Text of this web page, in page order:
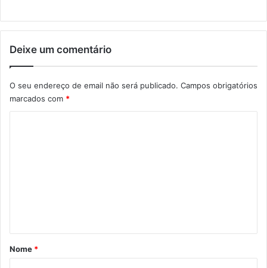
Deixe um comentário
O seu endereço de email não será publicado. Campos obrigatórios
marcados com *
rNome *